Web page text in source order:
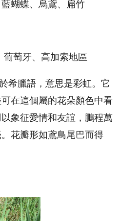
蝴蝶、烏鳶、扁竹
葡萄牙、高加索地區
希臘語，意思是彩虹。它
在這個屬的花朵顏色中看
象征愛情和友誼，鵬程萬
花瓣形如鳶鳥尾巴而得